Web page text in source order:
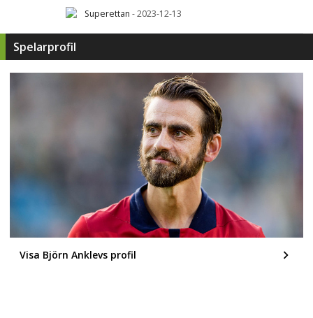
Superettan -2023-12-13
Spelarprofil
Visa Björn Anklevs profil